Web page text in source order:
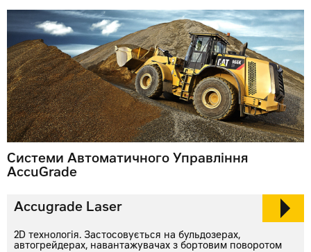
Системи Автоматичного Управління
AccuGrade
Accugrade Laser
2D технологія. Застосовується на бульдозерах,
автогрейдерах, навантажувачах з бортовим поворотом